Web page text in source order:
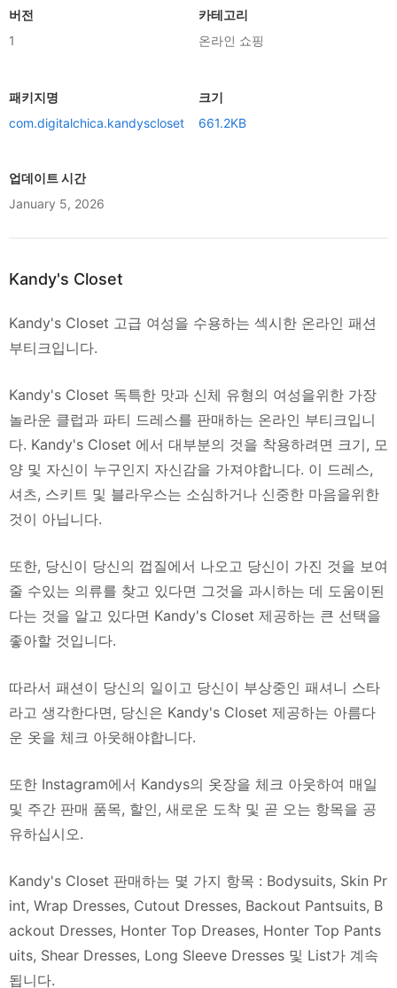
버전
1
카테고리
온라인 쇼핑
패키지명
com.digitalchica.kandyscloset
크기
661.2KB
업데이트 시간
January 5, 2026
Kandy's Closet
Kandy's Closet 고급 여성을 수용하는 섹시한 온라인 패션
부티크입니다.
Kandy's Closet 독특한 맛과 신체 유형의 여성을위한 가장
놀라운 클럽과 파티 드레스를 판매하는 온라인 부티크입니
다. Kandy's Closet 에서 대부분의 것을 착용하려면 크기, 모
양 및 자신이 누구인지 자신감을 가져야합니다. 이 드레스,
셔츠, 스키트 및 블라우스는 소심하거나 신중한 마음을위한
것이 아닙니다.
또한, 당신이 당신의 껍질에서 나오고 당신이 가진 것을 보여
줄 수있는 의류를 찾고 있다면 그것을 과시하는 데 도움이된
다는 것을 알고 있다면 Kandy's Closet 제공하는 큰 선택을
좋아할 것입니다.
따라서 패션이 당신의 일이고 당신이 부상중인 패셔니 스타
라고 생각한다면, 당신은 Kandy's Closet 제공하는 아름다
운 옷을 체크 아웃해야합니다.
또한 Instagram에서 Kandys의 옷장을 체크 아웃하여 매일
및 주간 판매 품목, 할인, 새로운 도착 및 곧 오는 항목을 공
유하십시오.
Kandy's Closet 판매하는 몇 가지 항목 : Bodysuits, Skin Pr
int, Wrap Dresses, Cutout Dresses, Backout Pantsuits, B
ackout Dresses, Honter Top Dreases, Honter Top Pants
uits, Shear Dresses, Long Sleeve Dresses 및 List가 계속
됩니다.